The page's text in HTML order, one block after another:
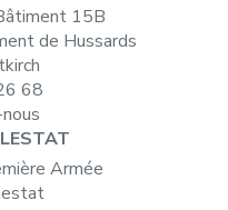
15B
de Hussards
68
Armée